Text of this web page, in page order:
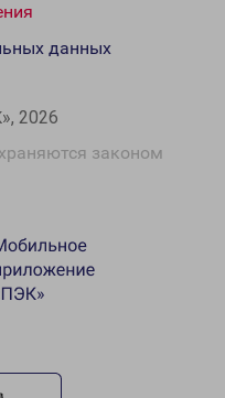
2026
законом
данных